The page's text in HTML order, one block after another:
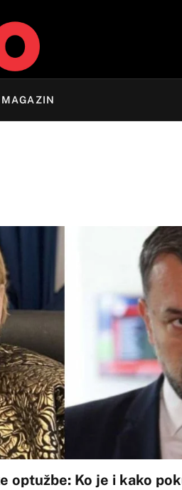
MAGAZIN
optužbe: Ko je i kako